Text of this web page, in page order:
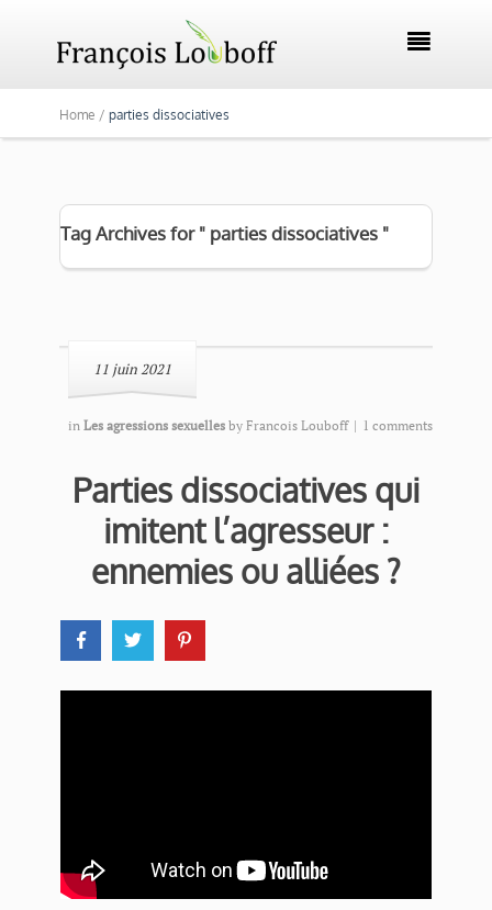

Home / parties dissociatives
Tag Archives for " parties dissociatives "
11 juin 2021
in Les agressions sexuelles by Francois Louboff | 1 comments
Parties dissociatives qui
imitent l’agresseur :
ennemies ou alliées ?